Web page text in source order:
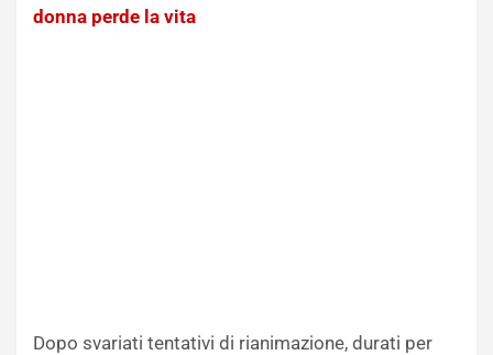
donna perde la vita
Dopo svariati tentativi di rianimazione, durati per